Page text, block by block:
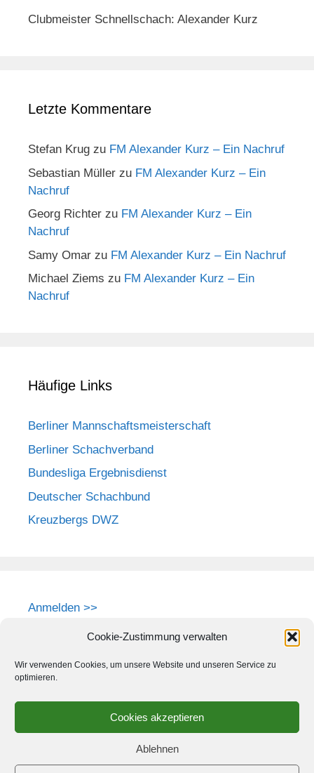
Cookie-Zustimmung verwalten
Wir verwenden Cookies, um unsere Website und unseren Service zu
optimieren.
Cookies akzeptieren
Ablehnen
Clubmeister Schnellschach: Alexander Kurz
Letzte Kommentare
Stefan Krug zu FM Alexander Kurz – Ein Nachruf
Sebastian Müller zu FM Alexander Kurz – Ein
Nachruf
Georg Richter zu FM Alexander Kurz – Ein
Nachruf
Samy Omar zu FM Alexander Kurz – Ein Nachruf
Michael Ziems zu FM Alexander Kurz – Ein
Nachruf
Häufige Links
Berliner Mannschaftsmeisterschaft
Berliner Schachverband
Bundesliga Ergebnisdienst
Deutscher Schachbund
Kreuzbergs DWZ
Anmelden >>